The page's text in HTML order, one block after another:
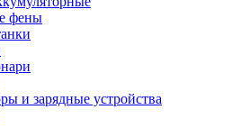
фены
и зарядные устройства